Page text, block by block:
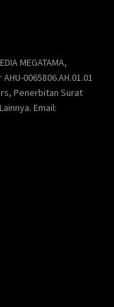
MEGATAMA,
0065806.AH.01.01
Penerbitan Surat
Email: